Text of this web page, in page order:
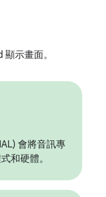
示畫面。
會將音訊專
和硬體。